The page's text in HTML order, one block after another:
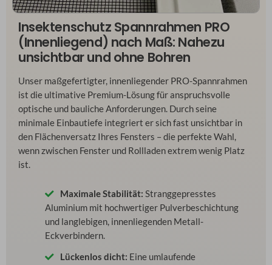
Insektenschutz Spannrahmen PRO
(Innenliegend) nach Maß: Nahezu
unsichtbar und ohne Bohren
Unser maßgefertigter, innenliegender PRO-Spannrahmen
ist die ultimative Premium-Lösung für anspruchsvolle
optische und bauliche Anforderungen. Durch seine
minimale Einbautiefe integriert er sich fast unsichtbar in
den Flächenversatz Ihres Fensters – die perfekte Wahl,
wenn zwischen Fenster und Rollladen extrem wenig Platz
ist.
Maximale Stabilität: Stranggepresstes
Aluminium mit hochwertiger Pulverbeschichtung
und langlebigen, innenliegenden Metall-
Eckverbindern.
Lückenlos dicht: Eine umlaufende